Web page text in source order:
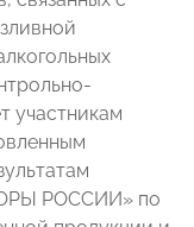
участникам
РОССИИ» по